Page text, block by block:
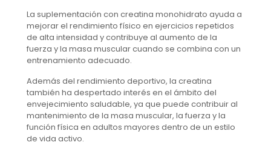
La suplementación con creatina monohidrato ayuda a
mejorar el rendimiento físico en ejercicios repetidos
de alta intensidad y contribuye al aumento de la
fuerza y la masa muscular cuando se combina con un
entrenamiento adecuado.
Además del rendimiento deportivo, la creatina
también ha despertado interés en el ámbito del
envejecimiento saludable, ya que puede contribuir al
mantenimiento de la masa muscular, la fuerza y la
función física en adultos mayores dentro de un estilo
de vida activo.